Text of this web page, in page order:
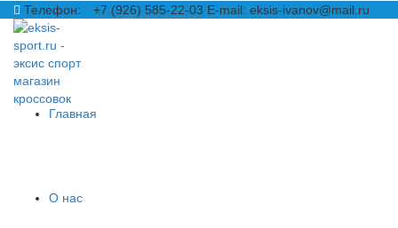
Телефон:
+7 (926) 585-22-03 E-mail: eksis-ivanov@mail.ru
Главная
О нас